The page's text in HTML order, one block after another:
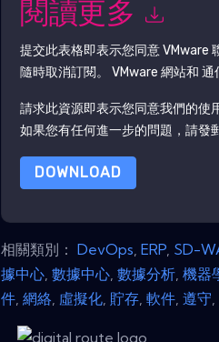
閱讀更多
提交此表格即表示您同意VMware
隨時取消訂閱。VMware 網站和 通
請求此資源即表示您同意我們的使
如果您有任何進一步的問題，請
DOWNLOAD
相關類別：DevOps,ERP, SD-
據中心,數據中心,數據分析,機器
件,網絡, 虛擬化, 貯存,軟件,遵守,